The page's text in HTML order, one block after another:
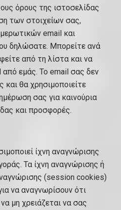
όρους της ιστοσελίδας
των στοιχείων σας,
email και
δηλώσατε. Μπορείτε ανά
από τη λίστα και να
εμάς. Το email σας δεν
και θα χρησιμοποιείτε
σας για καινούρια
και προσφορές.
ίχνη αναγνώρισης
Τα ίχνη αναγνώρισης ή
(session cookies)
να αναγνωρίσουν ότι
μη χρειάζεται να σας